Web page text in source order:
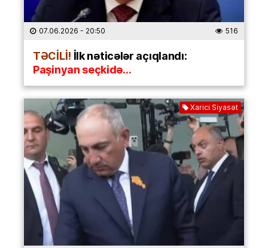
07.06.2026 - 20:50 516
TƏCİLİ! İlk nəticələr açıqlandı:
Paşinyan seçkidə…
Xarici Siyasət